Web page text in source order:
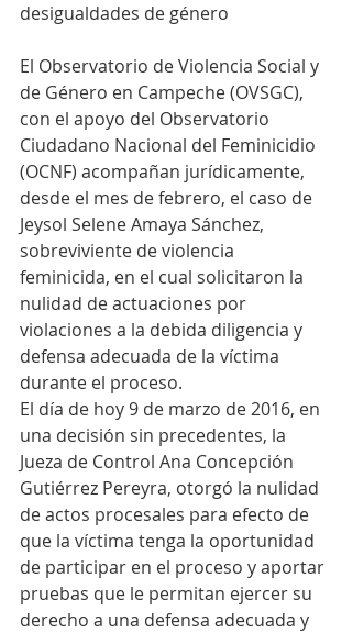
desigualdades de género
El Observatorio de Violencia Social y
de Género en Campeche (OVSGC),
con el apoyo del Observatorio
Ciudadano Nacional del Feminicidio
(OCNF) acompañan jurídicamente,
desde el mes de febrero, el caso de
Jeysol Selene Amaya Sánchez,
sobreviviente de violencia
feminicida, en el cual solicitaron la
nulidad de actuaciones por
violaciones a la debida diligencia y
defensa adecuada de la víctima
durante el proceso.
El día de hoy 9 de marzo de 2016, en
una decisión sin precedentes, la
Jueza de Control Ana Concepción
Gutiérrez Pereyra, otorgó la nulidad
de actos procesales para efecto de
que la víctima tenga la oportunidad
de participar en el proceso y aportar
pruebas que le permitan ejercer su
derecho a una defensa adecuada y